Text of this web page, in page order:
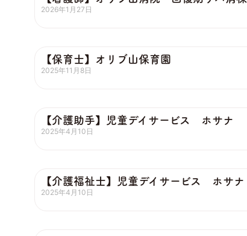
2026年1月27日
【保育士】オリブ山保育園
2025年11月8日
【介護助手】児童デイサービス ホサナ
2025年4月10日
【介護福祉士】児童デイサービス ホサナ
2025年4月10日